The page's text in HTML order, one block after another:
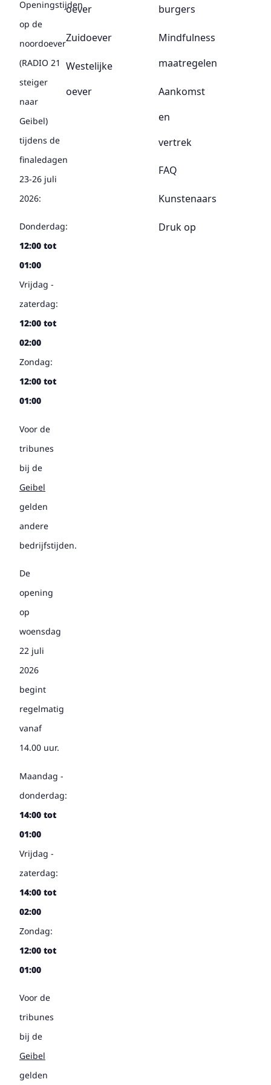
Openingstijden
op de
noordoever
(RADIO 21
steiger
naar
Geibel)
tijdens de
finaledagen
23-26 juli
2026:
Donderdag:
12:00 tot
01:00
Vrijdag -
zaterdag:
12:00 tot
02:00
Zondag:
12:00 tot
01:00
Voor de
tribunes
bij de
Geibel
gelden
andere
bedrijfstijden.
De
opening
op
woensdag
22 juli
2026
begint
regelmatig
vanaf
14.00 uur.
Maandag -
donderdag:
14:00 tot
01:00
Vrijdag -
zaterdag:
14:00 tot
02:00
Zondag:
12:00 tot
01:00
Voor de
tribunes
bij de
Geibel
gelden
oever
Zuidoever
Westelijke
oever
burgers
Mindfulness
maatregelen
Aankomst
en
vertrek
FAQ
Kunstenaars
Druk op